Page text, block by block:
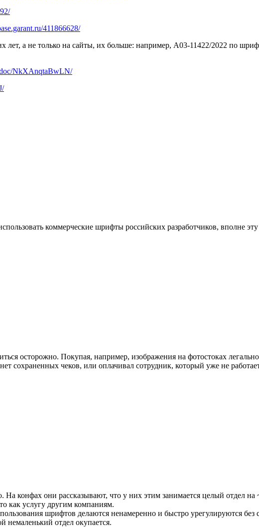
411866628/
а не только на сайты, их больше: например, А03-11422/2022 по
doc/NkXAnqtaBwLN/
коммерческие шрифты российских разработчиков, вполне
осторожно. Покупая, например, изображения на фотостоках
сохраненных чеков, или оплачивал сотрудник, который уже не
конфах они рассказывают, что у них этим занимается целый отдел на
как услугу другим компаниям.
шрифтов делаются ненамеренно и быстро урегулируются без
немаленький отдел окупается.